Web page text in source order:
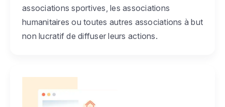
associations sportives, les associations
humanitaires ou toutes autres associations à but
non lucratif de diffuser leurs actions.